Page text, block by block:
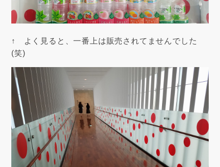
↑ よく見ると、一番上は販売されてませんでした
(笑)